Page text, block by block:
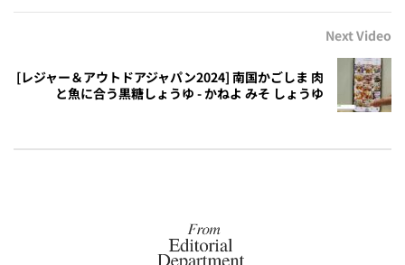
Next Video
[レジャー＆アウトドアジャパン2024] 南国かごしま 肉
と魚に合う黒糖しょうゆ - かねよ みそ しょうゆ